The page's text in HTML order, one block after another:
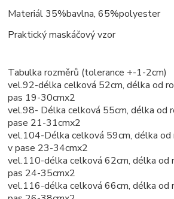
Materiál 35%bavlna, 65%polyester
Praktický maskáčový vzor
Tabulka rozměrů (tolerance +-1-2cm)
vel.92-délka celková 52cm, délka od
pas 19-30cmx2
vel.98- Délka celková 55cm, délka od
pase 21-31cmx2
vel.104-Délka celková 59cm, délka od
v pase 23-34cmx2
vel.110-délka celková 62cm, délka od
pas 24-35cmx2
vel.116-délka celková 66cm, délka od